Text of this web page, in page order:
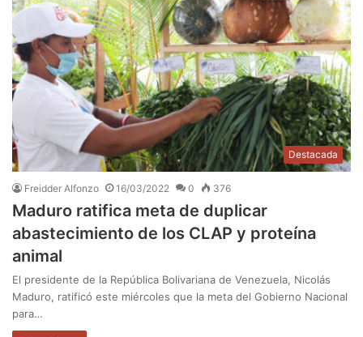
Destacada
Freidder Alfonzo 16/03/2022 0 376
Maduro ratifica meta de duplicar
abastecimiento de los CLAP y proteína
animal
El presidente de la República Bolivariana de Venezuela, Nicolás
Maduro, ratificó este miércoles que la meta del Gobierno Nacional
para…